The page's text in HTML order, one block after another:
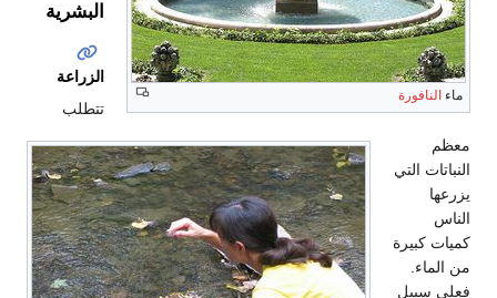
ماء النافورة
البشرية
الزراعة
تتطلب
معظم
النباتات التي
يزرعها
الناس
كميات كبيرة
من الماء.
فعلى سبيل